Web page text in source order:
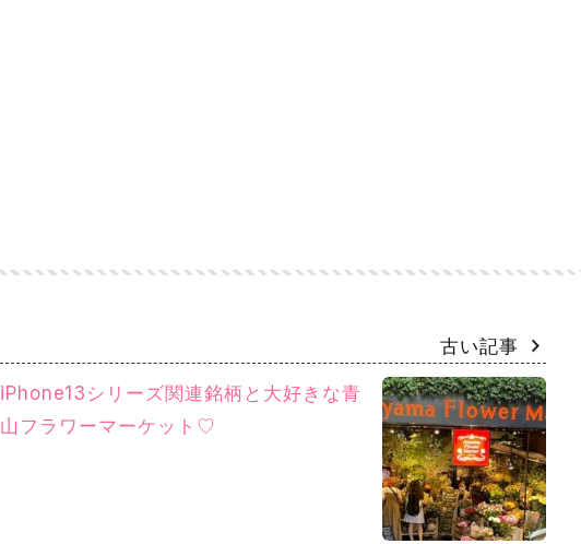
古い記事
iPhone13シリーズ関連銘柄と大好きな青
山フラワーマーケット♡